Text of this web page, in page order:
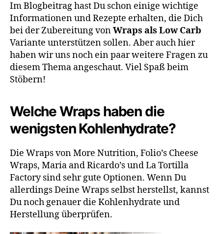
Im Blogbeitrag hast Du schon einige wichtige
Informationen und Rezepte erhalten, die Dich
bei der Zubereitung vonWraps als Low Carb
Variante unterstützen sollen. Aber auch hier
haben wir uns noch ein paar weitere Fragen zu
diesem Thema angeschaut. Viel Spaß beim
Stöbern!
Welche Wraps haben die
wenigsten Kohlenhydrate?
Die Wraps von More Nutrition, Folio’s Cheese
Wraps, Maria and Ricardo’s und La Tortilla
Factory sind sehr gute Optionen. Wenn Du
allerdings Deine Wraps selbst herstellst, kannst
Du noch genauer die Kohlenhydrate und
Herstellung überprüfen.